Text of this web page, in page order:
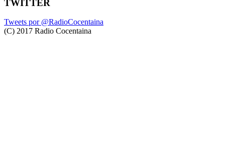
TWITTER
Tweets por @RadioCocentaina
(C) 2017 Radio Cocentaina